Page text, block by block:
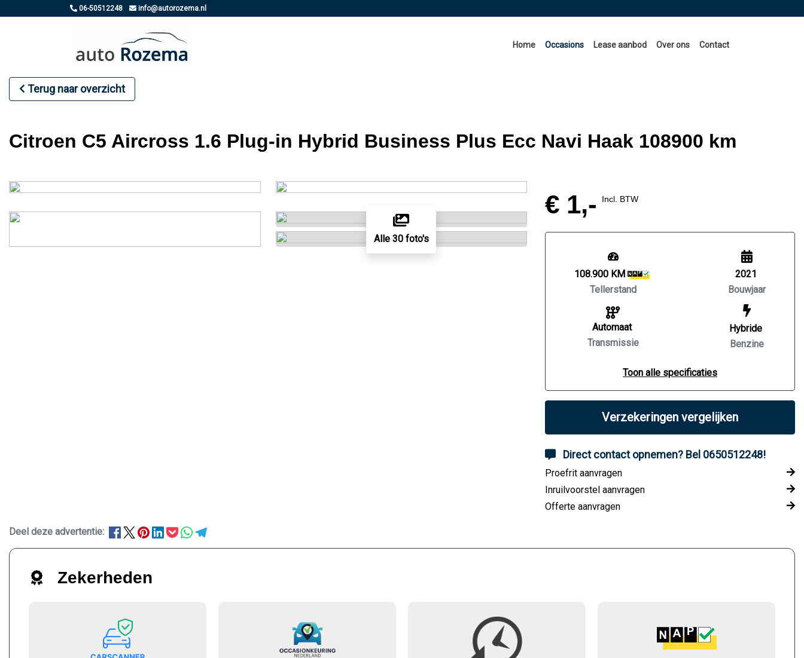
06-50512248 info@autorozema.nl
Home Occasions Lease aanbod Over ons Contact
Terug naar overzicht
Citroen C5 Aircross 1.6 Plug-in Hybrid Business Plus Ecc Navi Haak 108900 km
Alle 30 foto's
€ 1,- Incl. BTW
108.900 KM
Tellerstand
Automaat
Transmissie
2021
Bouwjaar
Hybride
Benzine
Toon alle specificaties
Verzekeringen vergelijken
Direct contact opnemen? Bel 0650512248!
Proefrit aanvragen
Inruilvoorstel aanvragen
Offerte aanvragen
Deel deze advertentie:
Zekerheden